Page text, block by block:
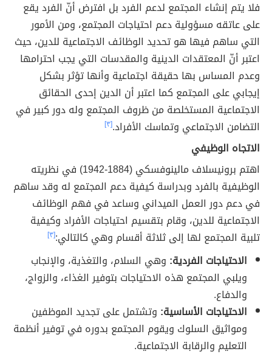
فلا يتم إنشاء المجتمع لدعم الفرد بل افترض أنّ الفرد يقع
على عاتقه مسؤولية دعم احتياجات المجتمع، ومن الأمور
التي ساهم فيها هو تحديد الوظائف الاجتماعية للدين، حيث
اعتبر أنّ المعتقدات الدينية والمقدسات التي يجب احترامها
وعدم المساس بها حقيقة اجتماعية وأنها تؤثر بشكل
إيجابي على المجتمع كما اعتبر أن الدين إحدى الحقائق
الاجتماعية المستخلصة من ظروف المجتمع وله دور كبير في
التضامن الاجتماعي وتماسك الأفراد.[٣]
الاتجاه الوظيفي
اهتم برونيسلاف مالينوفسكي (1884-1942) في نظريته
الوظيفية بالفرد وبدراسة كيفية دعم المجتمع له وقد ساهم
في دعم دور العمل الميداني وساعد في فهم الوظائف
الاجتماعية للدين، وقام بتقسيم احتياجات الأفراد وكيفية
تلبية المجتمع لها إلى ثلاثة أقسام وهي كالتالي:[٣]
الاحتياجات الفردية: وهي السلام، والتغذية، والإنجاب
ويلبي المجتمع هذه الاحتياجات بتوفير الغذاء، والزواج،
والدفاع.
الاحتياجات الأساسية: وتشتمل على تجديد الموظفين
ومواثيق السلوك ويقوم المجتمع بدوره في توفير أنظمة
التعليم والرقابة الاجتماعية.